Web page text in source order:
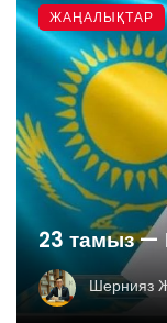
23 тамыз —
Шернияз
ЖАҢАЛЫҚТАР